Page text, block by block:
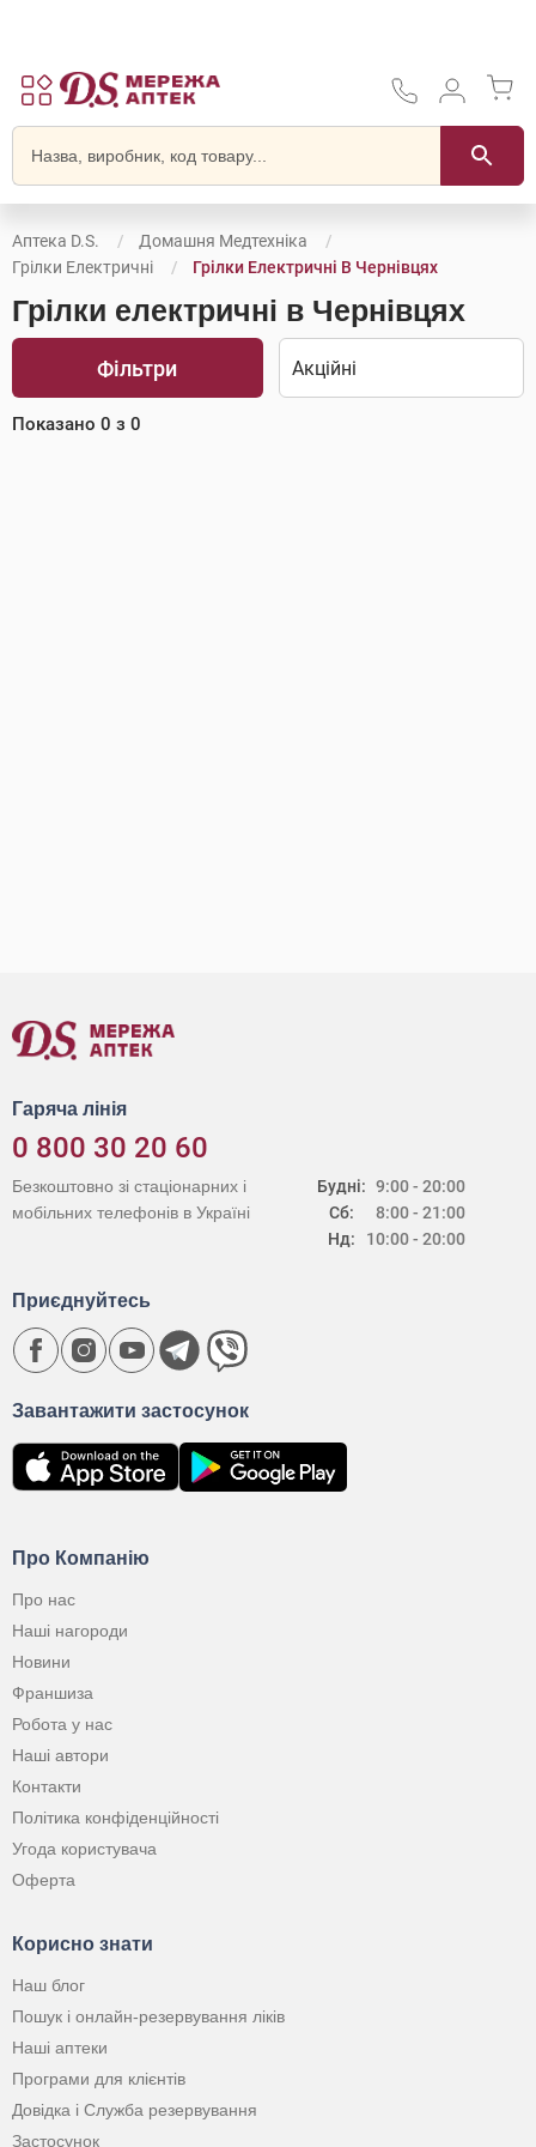
Аптека D.S.
Домашня Медтехніка
Грілки Електричні
Грілки Електричні В Чернівцях
Грілки електричні в Чернівцях
Фільтри
Показано 0 з 0
Гаряча лінія
0 800 30 20 60
Будні:
Сб:
Нд:
9:00 - 20:00
8:00 - 21:00
10:00 - 20:00
Безкоштовно зі стаціонарних і
мобільних телефонів в Україні
Про Компанію
Про нас
Наші нагороди
Новини
Франшиза
Робота у нас
Наші автори
Контакти
Політика конфіденційності
Угода користувача
Оферта
Корисно знати
Наш блог
Пошук і онлайн-резервування ліків
Наші аптеки
Програми для клієнтів
Довідка і Служба резервування
Застосунок
Завантажити застосунок
Приєднуйтесь